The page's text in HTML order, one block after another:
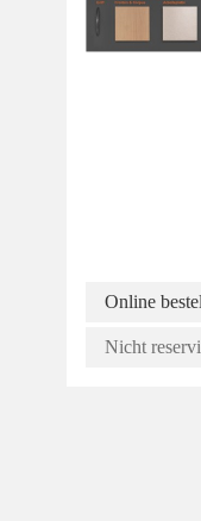
Online
Nicht